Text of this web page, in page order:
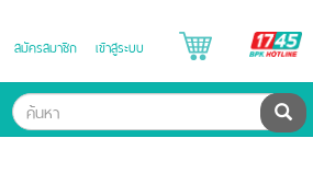
สมัครสมาชิก เข้าสู่ระบบ
ค้น